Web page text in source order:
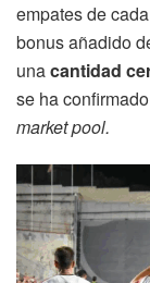
empates de
bonus añadido
unacantidad
se ha
market pool.